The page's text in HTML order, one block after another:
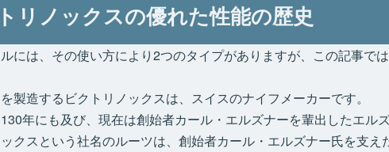
リノックスの優れた性能の歴史
には、その使い方により2つのタイプがありますが、この記事で
製造するビクトリノックスは、スイスのナイフメーカーです。
年にも及び、現在は創始者カール・エルズナーを輩出したエル
クスという社名のルーツは、創始者カール・エルズナー氏を支え